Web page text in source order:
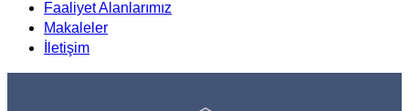
Faaliyet Alanlarımız
Makaleler
İletişim